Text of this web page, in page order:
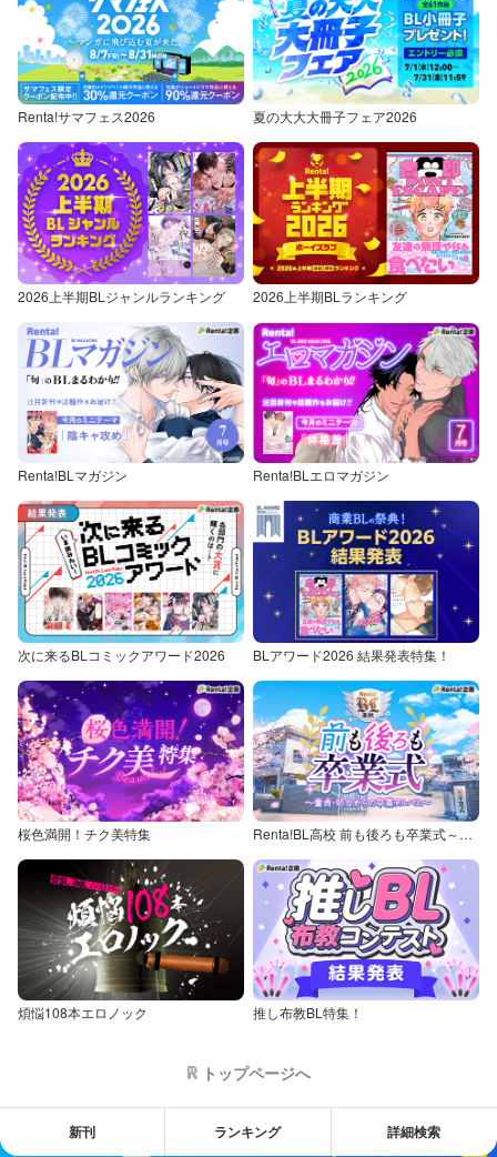
Renta!サマフェス2026 夏の大大大冊子フェア2026
2026上半期BLジャンルランキング 2026上半期BLランキング
Renta!BLマガジン Renta!BLエロマガジン
次に来るBLコミックアワード2026 BLアワード2026 結果発表特集！
桜色満開！チク美特集 Renta!BL高校 前も後ろも卒業式～童貞・処女からの卒業アルバム～
煩悩108本エロノック 推し布教BL特集！
トップページへ
新刊 ランキング 詳細検索